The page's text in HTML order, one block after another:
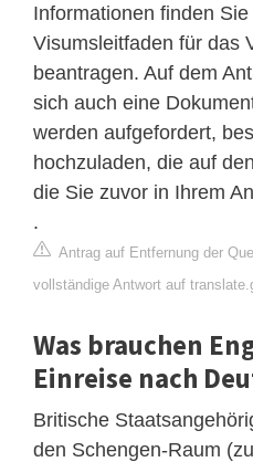
Informationen finden
Visumsleitfaden für das
beantragen. Auf dem
sich auch eine
werden aufgefordert,
hochzuladen, die auf
die Sie zuvor in Ihrem
.
Antrag auf Entfernung der
vollständige Antwort auf
Was brauchen
Einreise nach
Britische
den Schengen-Raum